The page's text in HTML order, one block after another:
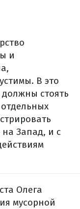
и
В это
должны стоять
Запад, и с
Олега
мусорной